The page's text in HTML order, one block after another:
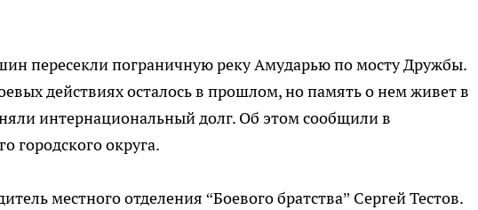
пересекли пограничную реку Амударью по мосту Дружбы.
действиях осталось в прошлом, но память о нем живет в
интернациональный долг. Об этом сообщили в
городского округа.
местного отделения “Боевого братства” Сергей Тестов.